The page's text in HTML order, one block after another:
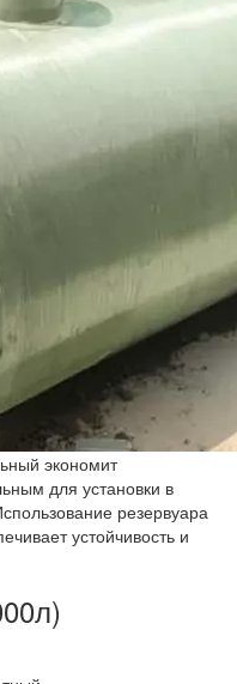
экономит
для установки в
резервуара
устойчивость и